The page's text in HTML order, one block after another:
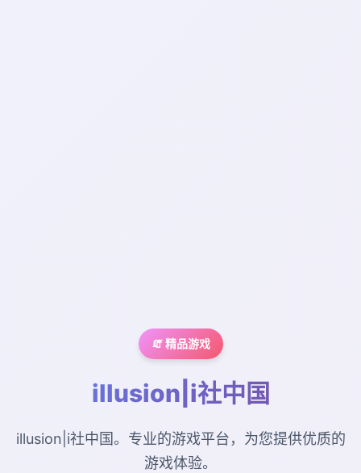
🧯 精品游戏
illusion|i社中国
illusion|i社中国。专业的游戏平台，为您提供优质的
游戏体验。